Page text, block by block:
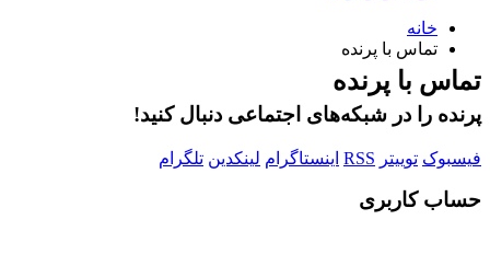
خانه
تماس با پرنده
تماس با پرنده
پرنده را در شبکه‌های اجتماعی دنبال کنید!
فیسبوک توییتر RSS اینستاگرام لینکدین تلگرام
حساب کاربری